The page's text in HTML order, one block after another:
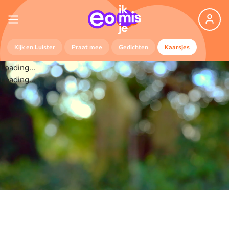
Kijk en Luister Praat mee Gedichten Kaarsjes
Loading...
Loading...